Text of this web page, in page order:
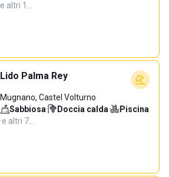
e altri 1…
Lido Palma Rey
Mugnano, Castel Volturno
Sabbiosa· Doccia calda·
Piscina
·e altri 7…